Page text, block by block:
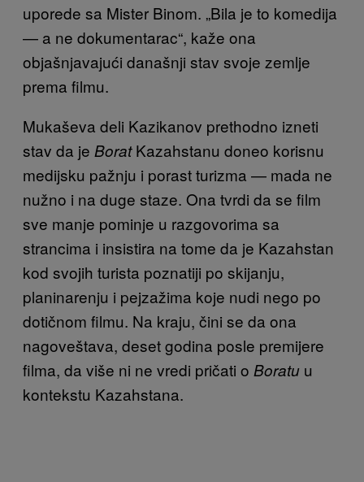
uporede sa Mister Binom. „Bila je to komedija
— a ne dokumentarac“, kaže ona
objašnjavajući današnji stav svoje zemlje
prema filmu.
Mukaševa deli Kazikanov prethodno izneti
stav da je BoratKazahstanu doneo korisnu
medijsku pažnju i porast turizma — mada ne
nužno i na duge staze. Ona tvrdi da se film
sve manje pominje u razgovorima sa
strancima i insistira na tome da je Kazahstan
kod svojih turista poznatiji po skijanju,
planinarenju i pejzažima koje nudi nego po
dotičnom filmu. Na kraju, čini se da ona
nagoveštava, deset godina posle premijere
filma, da više ni ne vredi pričati o Boratu u
kontekstu Kazahstana.